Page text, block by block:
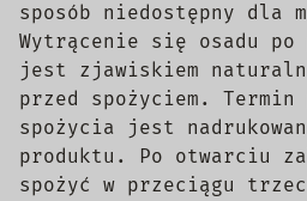
sposób niedostępny dla
Wytrącenie się osadu po
jest zjawiskiem
przed spożyciem.
spożycia jest
produktu. Po otwarciu
spożyć w przeciągu